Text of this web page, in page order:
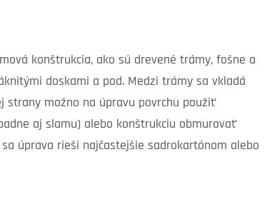
konštrukcia, ako sú drevené trámy, fošne a
doskami a pod. Medzi trámy sa vkladá
strany možno na úpravu povrchu použiť
aj slamu) alebo konštrukciu obmurovať
úprava rieši najčastejšie sadrokartónom alebo